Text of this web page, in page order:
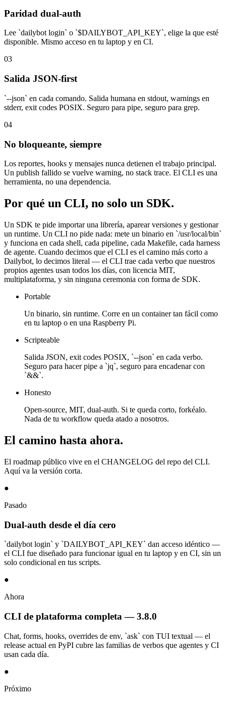
Paridad dual-auth
Lee `dailybot login` o `$DAILYBOT_API_KEY`, elige la que esté
disponible. Mismo acceso en tu laptop y en CI.
03
Salida JSON-first
`--json` en cada comando. Salida humana en stdout, warnings en
stderr, exit codes POSIX. Seguro para pipe, seguro para grep.
04
No bloqueante, siempre
Los reportes, hooks y mensajes nunca detienen el trabajo principal.
Un publish fallido se vuelve warning, no stack trace. El CLI es una
herramienta, no una dependencia.
Por qué un CLI, no solo un SDK.
Un SDK te pide importar una librería, aparear versiones y gestionar
un runtime. Un CLI no pide nada: mete un binario en `/usr/local/bin`
y funciona en cada shell, cada pipeline, cada Makefile, cada harness
de agente. Cuando decimos que el CLI es el camino más corto a
Dailybot, lo decimos literal — el CLI trae cada verbo que nuestros
propios agentes usan todos los días, con licencia MIT,
multiplataforma, y sin ninguna ceremonia con forma de SDK.
Portable
Un binario, sin runtime. Corre en un container tan fácil como
en tu laptop o en una Raspberry Pi.
Scripteable
Salida JSON, exit codes POSIX, `--json` en cada verbo.
Seguro para hacer pipe a `jq`, seguro para encadenar con
`&&`.
Honesto
Open-source, MIT, dual-auth. Si te queda corto, forkéalo.
Nada de tu workflow queda atado a nosotros.
El camino hasta ahora.
El roadmap público vive en el CHANGELOG del repo del CLI.
Aquí va la versión corta.
●
Pasado
Dual-auth desde el día cero
`dailybot login` y `DAILYBOT_API_KEY` dan acceso idéntico —
el CLI fue diseñado para funcionar igual en tu laptop y en CI, sin un
solo condicional en tus scripts.
●
Ahora
CLI de plataforma completa — 3.8.0
Chat, forms, hooks, overrides de env, `ask` con TUI textual — el
release actual en PyPI cubre las familias de verbos que agentes y CI
usan cada día.
●
Próximo